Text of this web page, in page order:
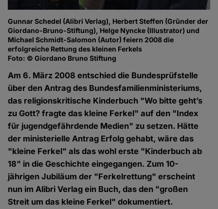
Gunnar Schedel (Alibri Verlag), Herbert Steffen (Gründer der
Giordano-Bruno-Stiftung), Helge Nyncke (Illustrator) und
Michael Schmidt-Salomon (Autor) feiern 2008 die
erfolgreiche Rettung des kleinen Ferkels
Foto: © Giordano Bruno Stiftung
Am 6. März 2008 entschied die Bundesprüfstelle
über den Antrag des Bundesfamilienministeriums,
das religionskritische Kinderbuch "Wo bitte geht’s
zu Gott? fragte das kleine Ferkel" auf den "Index
für jugendgefährdende Medien" zu setzen. Hätte
der ministerielle Antrag Erfolg gehabt, wäre das
"kleine Ferkel" als das wohl erste "Kinderbuch ab
18" in die Geschichte eingegangen. Zum 10-
jährigen Jubiläum der "Ferkelrettung" erscheint
nun im Alibri Verlag ein Buch, das den "großen
Streit um das kleine Ferkel" dokumentiert.